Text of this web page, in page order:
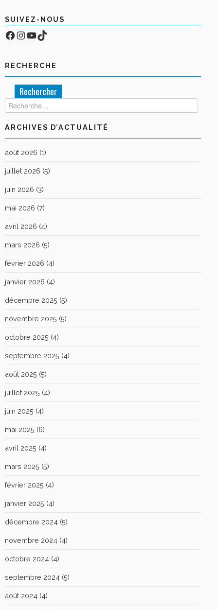
SUIVEZ-NOUS
Facebook
Compte Instagram
YouTube
TikTok
RECHERCHE
Rechercher :
ARCHIVES D’ACTUALITÉ
août 2026 (1)
juillet 2026 (5)
juin 2026 (3)
mai 2026 (7)
avril 2026 (4)
mars 2026 (5)
février 2026 (4)
janvier 2026 (4)
décembre 2025 (5)
novembre 2025 (5)
octobre 2025 (4)
septembre 2025 (4)
août 2025 (5)
juillet 2025 (4)
juin 2025 (4)
mai 2025 (6)
avril 2025 (4)
mars 2025 (5)
février 2025 (4)
janvier 2025 (4)
décembre 2024 (5)
novembre 2024 (4)
octobre 2024 (4)
septembre 2024 (5)
août 2024 (4)